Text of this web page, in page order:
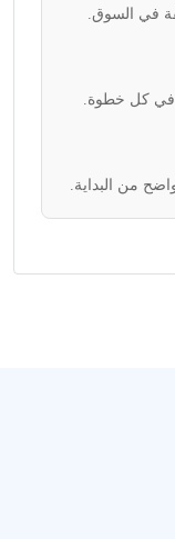
في السوق.
في كل خطوة.
من البداية.